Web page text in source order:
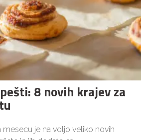
8 novih krajev za
je na voljo veliko novih